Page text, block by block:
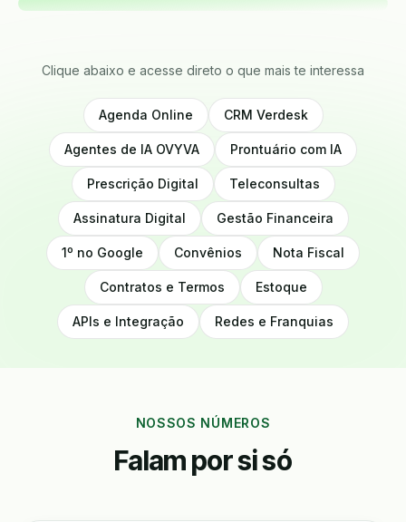
Clique abaixo e acesse direto o que mais te interessa
Agenda Online CRM Verdesk
Agentes de IA OVYVA Prontuário com IA
Prescrição Digital Teleconsultas
Assinatura Digital Gestão Financeira
1º no Google Convênios Nota Fiscal
Contratos e Termos Estoque
APIs e Integração Redes e Franquias
NOSSOS NÚMEROS
Falam por si só